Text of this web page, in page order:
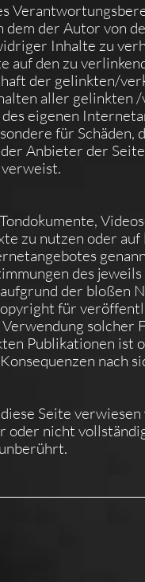
der Autor von
Inhalte zu
auf den zu
der gelinkten/
aller gelinkten
eigenen
für Schäden,
Anbieter der
zu nutzen oder
des
der bloßen
für
solcher
Publikationen ist
nach
Seite
oder nicht